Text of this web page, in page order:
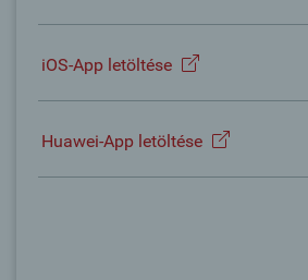
iOS-App letöltése
Huawei-App letöltése